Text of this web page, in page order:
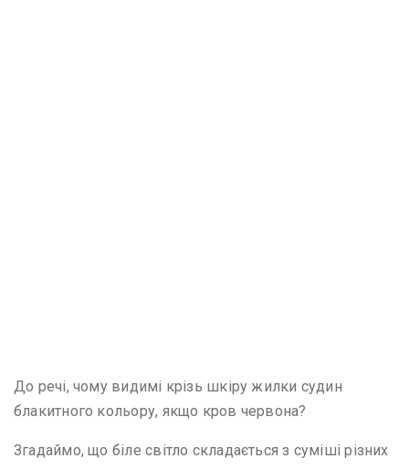
До речі, чому видимі крізь шкіру жилки судин
блакитного кольору, якщо кров червона?
Згадаймо, що біле світло складається з суміші різних